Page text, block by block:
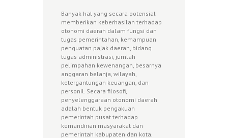
Banyak hal yang secara potensial
memberikan keberhasilan terhadap
otonomi daerah dalam fungsi dan
tugas pemerintahan, kemampuan
penguatan pajak daerah, bidang
tugas administrasi, jumlah
pelimpahan kewenangan, besarnya
anggaran belanja, wilayah,
ketergantungan keuangan, dan
personil. Secara filosofi,
penyelenggaraan otonomi daerah
adalah bentuk pengakuan
pemerintah pusat terhadap
kemandirian masyarakat dan
pemerintah kabupaten dan kota.